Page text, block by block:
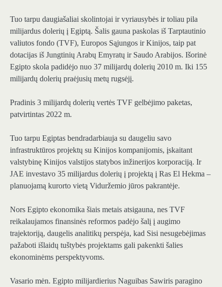
Tuo tarpu daugiašaliai skolintojai ir vyriausybės ir toliau pila
milijardus dolerių į Egiptą. Šalis gauna paskolas iš Tarptautinio
valiutos fondo (TVF), Europos Sąjungos ir Kinijos, taip pat
dotacijas iš Jungtinių Arabų Emyratų ir Saudo Arabijos. Išorinė
Egipto skola padidėjo nuo 37 milijardų dolerių 2010 m. Iki 155
milijardų dolerių praėjusių metų rugsėjį.
Pradinis 3 milijardų dolerių vertės TVF gelbėjimo paketas,
patvirtintas 2022 m.
Tuo tarpu Egiptas bendradarbiauja su daugeliu savo
infrastruktūros projektų su Kinijos kompanijomis, įskaitant
valstybinę Kinijos valstijos statybos inžinerijos korporaciją. Ir
JAE investavo 35 milijardus dolerių į projektą į Ras El Hekma –
planuojamą kurorto vietą Viduržemio jūros pakrantėje.
Nors Egipto ekonomika šiais metais atsigauna, nes TVF
reikalaujamos finansinės reformos padėjo šalį į augimo
trajektoriją, daugelis analitikų perspėja, kad Sisi nesugebėjimas
pažaboti išlaidų tuštybės projektams gali pakenkti šalies
ekonominėms perspektyvoms.
Vasario mėn. Egipto milijardierius Naguibas Sawiris paragino